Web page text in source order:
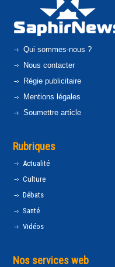
Qui sommes-nous ?
Nous contacter
Régie publicitaire
Mentions légales
Soumettre article
Rubriques
Actualité
Culture
Débats
Santé
Vidéos
Nos services web